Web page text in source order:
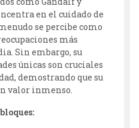
en el cuidado de
se percibe como
más
Sin embargo, su
únicas son cruciales
demostrando que su
valor inmenso.